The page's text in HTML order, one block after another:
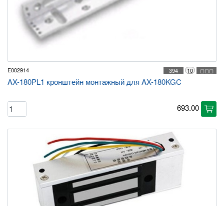
E002914 ◻◻◻
10
394
AX-180PL1 кронштейн монтажный для AX-180KGC
693.00 cart